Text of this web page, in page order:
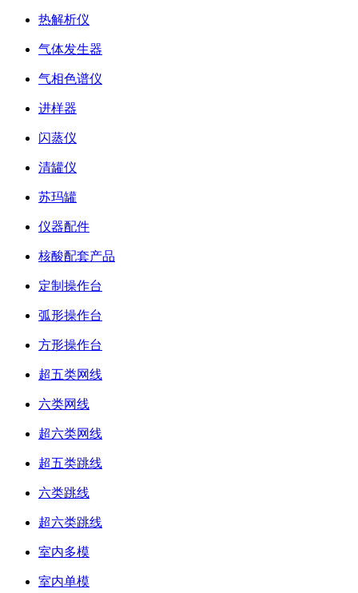
热解析仪
气体发生器
气相色谱仪
进样器
闪蒸仪
清罐仪
苏玛罐
仪器配件
核酸配套产品
定制操作台
弧形操作台
方形操作台
超五类网线
六类网线
超六类网线
超五类跳线
六类跳线
超六类跳线
室内多模
室内单模